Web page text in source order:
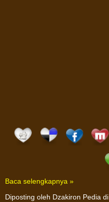
Baca selengkapnya »
Diposting oleh Dzakiron Pedia di